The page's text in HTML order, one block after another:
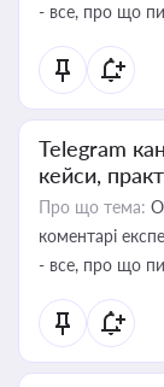
- все, про що
Telegram
кейси,
Про що тема:
коментарі
- все, про що